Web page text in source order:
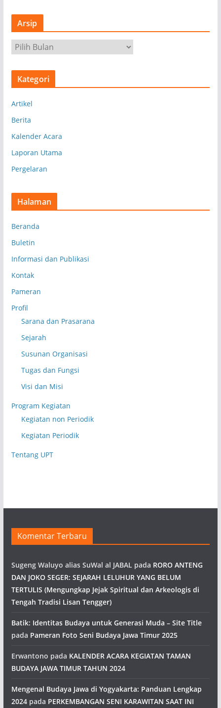
Arsip
r
s
Kategori
Artikel
Berita
Kalender Acara
Laporan Utama
Pergelaran
Halaman
Beranda
Buletin
Informasi dan Publikasi
Kontak
Pameran
Profil
Sarana dan Prasarana
Sejarah
Susunan Organisasi
Tugas dan Fungsi
Visi dan Misi
Program Kegiatan
Kegiatan non Periodik
Kegiatan Periodik
Tentang UPT
Komentar Terbaru
Sugeng Waluyo alias SuWal al JABALpada RORO ANTENG
DAN JOKO SEGER: SEJARAH LELUHUR YANG BELUM
TERTULIS (Mengungkap Jejak Spiritual dan Arkeologis di
Tengah Tradisi Lisan Tengger)
Batik: Identitas Budaya untuk Generasi Muda – Site Title
pada Pameran Foto Seni Budaya Jawa Timur 2025
Erwantono pada KALENDER ACARA KEGIATAN TAMAN
BUDAYA JAWA TIMUR TAHUN 2024
Mengenal Budaya Jawa di Yogyakarta: Panduan Lengkap
2024pada PERKEMBANGAN SENI KARAWITAN SAAT INI